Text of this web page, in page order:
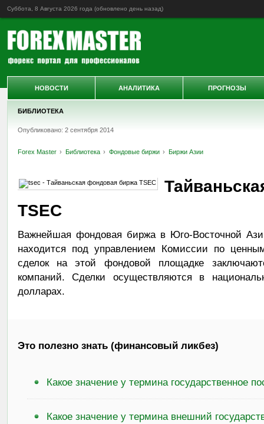
Суббота, 8 Августа 2026 года (обновлено день назад)
БИБЛИОТЕКА
Опубликовано: 2 сентября 2014
Forex Master Библиотека Фондовые биржи Биржи Азии
TSEC
Важнейшая фондовая биржа в Юго-Восточной
находится под управлением Комиссии по
сделок на этой фондовой площадке
компаний. Сделки осуществляются в
долларах.
Это полезно знать (финансовый ликбез)
Какое значение у термина государственное
Какое значение у термина внешний
НОВОСТИ АНАЛИТИКА ПРОГНОЗЫ